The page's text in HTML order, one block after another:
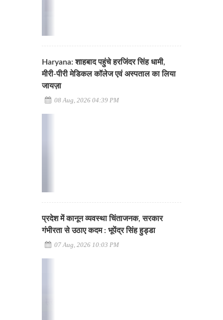
Haryana: शाहबाद पहुंचे हरजिंदर सिंह धामी,
मीरी-पीरी मेडिकल कॉलेज एवं अस्पताल का लिया
जायज़ा
08 Aug, 2026 04:39 PM
प्रदेश में कानून व्यवस्था चिंताजनक, सरकार
गंभीरता से उठाए कदम : भूपेंद्र सिंह हुड्डा
07 Aug, 2026 10:03 PM